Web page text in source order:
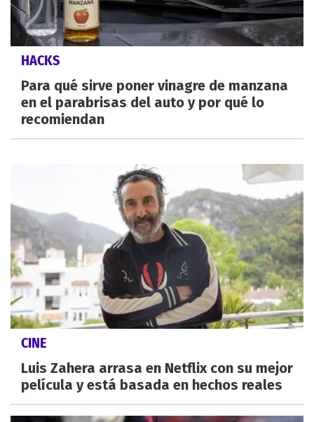
HACKS
Para qué sirve poner vinagre de manzana
en el parabrisas del auto y por qué lo
recomiendan
CINE
Luis Zahera arrasa en Netflix con su mejor
película y está basada en hechos reales